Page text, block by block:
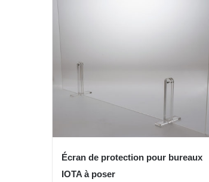
Écran de protection pour bureaux
IOTA à poser